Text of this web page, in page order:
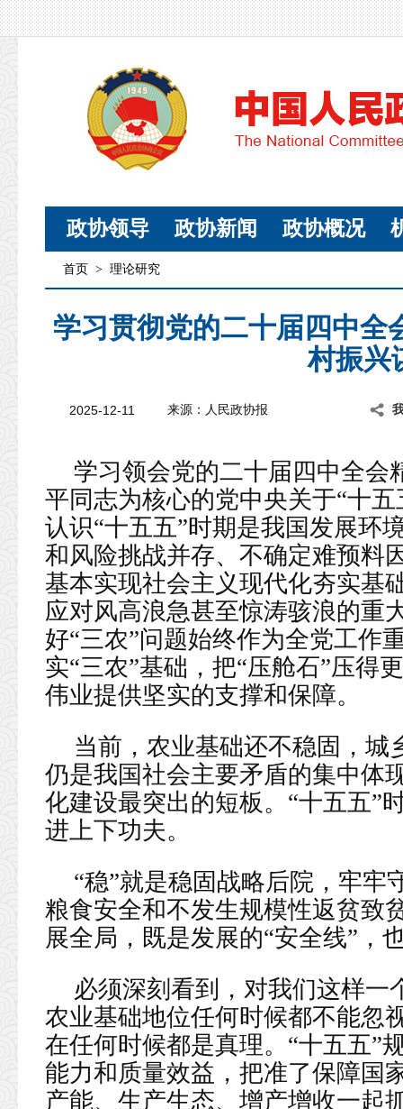
政协领导 政协新闻 政协概况
首页 > 理论研究
学习贯彻党的二十届四中全
村振兴
2025-12-11 来源：人民政协报
学习领会党的二十届四中全会
平同志为核心的党中央关于“十
认识“十五五”时期是我国发展环
和风险挑战并存、不确定难预料
基本实现社会主义现代化夯实基
应对风高浪急甚至惊涛骇浪的重
好“三农”问题始终作为全党工作
实“三农”基础，把“压舱石”压得
伟业提供坚实的支撑和保障。
当前，农业基础还不稳固，城
仍是我国社会主要矛盾的集中体
化建设最突出的短板。“十五五”
进上下功夫。
“稳”就是稳固战略后院，牢牢
粮食安全和不发生规模性返贫致
展全局，既是发展的“安全线”，
必须深刻看到，对我们这样一
农业基础地位任何时候都不能忽
在任何时候都是真理。“十五五”
能力和质量效益，把准了保障国
产能、生产生态、增产增收一起